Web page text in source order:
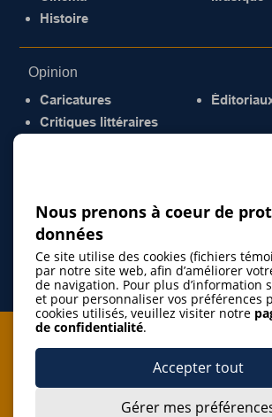
Histoire
Opinion
Caricatures
Critiques littéraires
Je m'abonne à
Nous prenons à coeur de
données
Ce site utilise des cookies (fichiers
par notre site web, afin d’améliorer
de navigation. Pour plus d’information
et pour personnaliser vos préférences
cookies utilisés, veuillez visiter notre
de confidentialité.
Accepter tout
Gérer mes